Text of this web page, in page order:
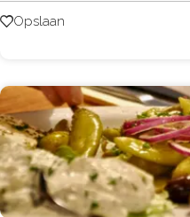
é
t
O
u
d
e
Opslaan
Opslaan